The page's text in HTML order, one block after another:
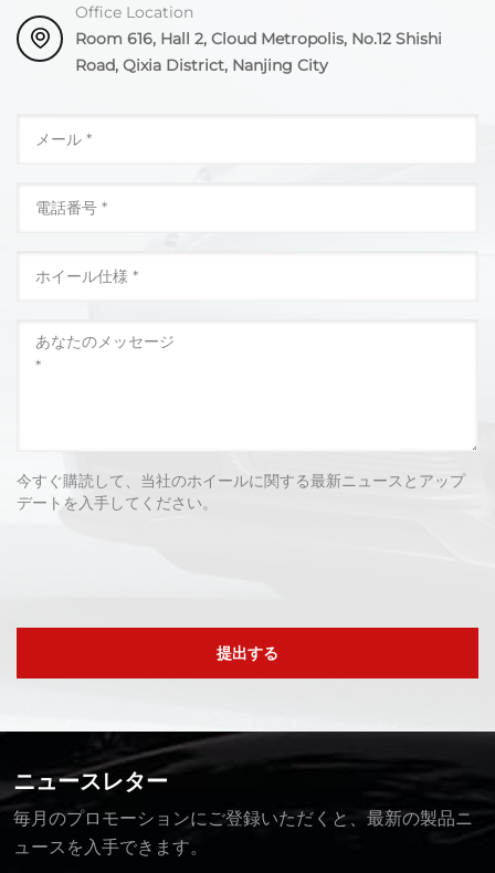
Office Location
Room 616, Hall 2, Cloud Metropolis, No.12 Shishi
Road, Qixia District, Nanjing City
今すぐ購読して、当社のホイールに関する最新ニュースとアップ
デートを入手してください。
提出する
ニュースレター
毎月のプロモーションにご登録いただくと、最新の製品ニ
ュースを入手できます。